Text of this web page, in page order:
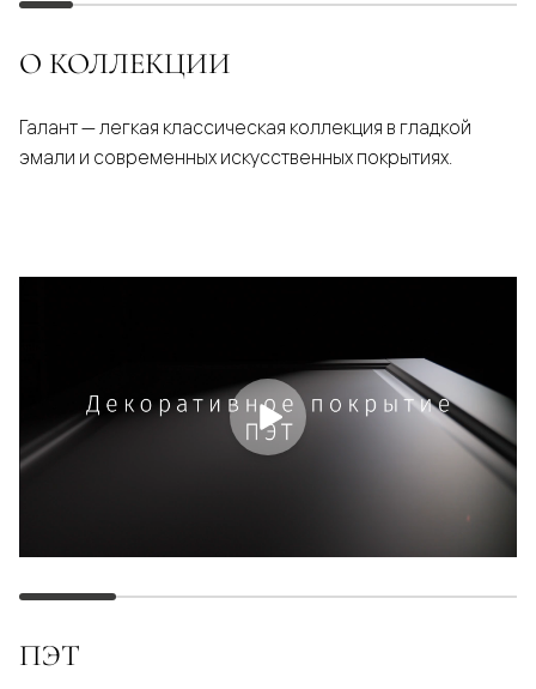
О КОЛЛЕКЦИИ
Галант — легкая классическая коллекция в гладкой
эмали и современных искусственных покрытиях.
ПЭТ